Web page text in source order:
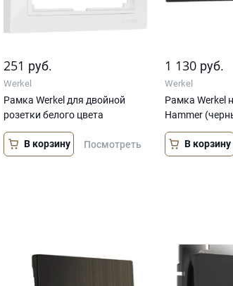
251 руб.
Werkel
Рамка Werkel для двойной
розетки белого цвета
В корзину Посмотреть
1 130 руб.
Werkel
Рамка Werkel
Hammer
В корзину